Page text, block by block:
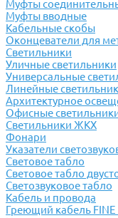
Муфты
Муфты вводные
Кабельные скобы
Оконцеватели для
Светильники
Уличные светильники
Универсальные
Линейные
Архитектурное
Офисные
Светильники ЖКХ
Фонари
Указатели
Световое табло
Световое табло
Светозвуковое табло
Кабель и провода
Греющий кабель FINE